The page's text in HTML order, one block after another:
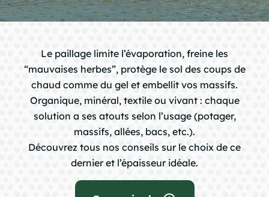
chevron_right
chevron_right
chevron_right
Le paillage limite l’évaporation, freine les
“mauvaises herbes”, protège le sol des coups de
chaud comme du gel et embellit vos massifs.
Organique, minéral, textile ou vivant : chaque
solution a ses atouts selon l’usage (potager,
massifs, allées, bacs, etc.).
Découvrez tous nos conseils sur le choix de ce
dernier et l’épaisseur idéale.